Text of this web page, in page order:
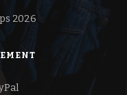
2026